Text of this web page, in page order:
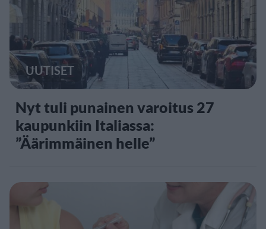
UUTISET
Nyt tuli punainen varoitus 27
kaupunkiin Italiassa:
”Äärimmäinen helle”